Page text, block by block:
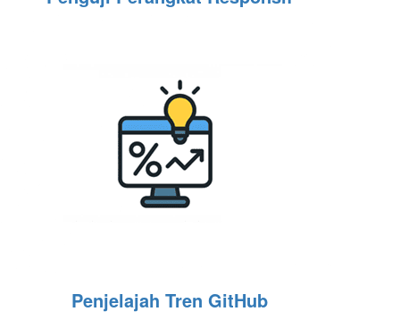
Penjelajah Tren GitHub